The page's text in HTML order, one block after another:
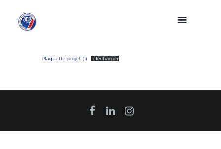
Plaquette projet (1) Télécharger